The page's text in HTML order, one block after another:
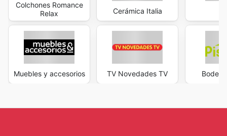
Colchones Romance
Relax
Muebles y accesorios
Cerámica Italia
TV Novedades TV